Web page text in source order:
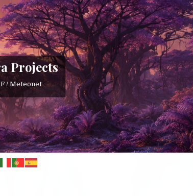
Projects
/ Meteonet